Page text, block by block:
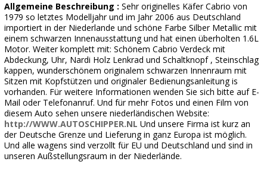
Allgemeine Beschreibung : Sehr originelles Käfer Cabrio von
1979 so letztes Modelljahr und im Jahr 2006 aus Deutschland
importiert in der Niederlande und schöne Farbe Silber Metallic mit
einem schwarzen Innenausstattung und hat einen überholten 1.6L
Motor. Weiter komplett mit: Schönem Cabrio Verdeck mit
Abdeckung, Uhr, Nardi Holz Lenkrad und Schaltknopf , Steinschlag
kappen, wunderschönem originalem schwarzen Innenraum mit
Sitzen mit Kopfstützen und originaler Bedienungsanleitung is
vorhanden. Für weitere Informationen wenden Sie sich bitte auf E-
Mail oder Telefonanruf. Und für mehr Fotos und einen Film von
diesem Auto sehen unsere niederländischen Website:
http://WWW.AUTOSCHIPPER.NL Und unsere Firma ist kurz an
der Deutsche Grenze und Lieferung in ganz Europa ist möglich.
Und alle wagens sind verzollt für EU und Deutschland und sind in
unseren Außstellungsraum in der Niederlände.